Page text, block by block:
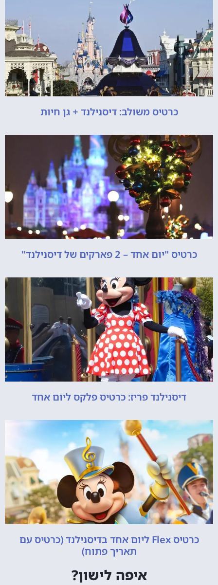
כרטיס משולב: דיסנילנד + גן חיות
כרטיס "יום אחד – 2 פארקים של דיסנילנד"
דיסנילנד פריז: כרטיס פלקס ליום אחד
כרטיס Flex ליום אחד בדיסנילנד (כרטיס עם
תאריך פתוח)
איפה לישון?